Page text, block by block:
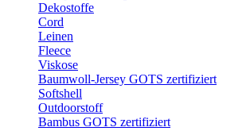
Dekostoffe
Cord
Leinen
Fleece
Viskose
Baumwoll-Jersey GOTS zertifiziert
Softshell
Outdoorstoff
Bambus GOTS zertifiziert